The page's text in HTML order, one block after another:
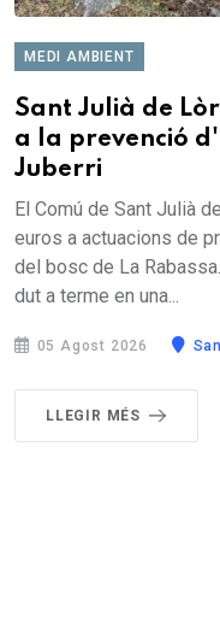
MEDI AMBIENT
Sant Julià de
a la prevenció
Juberri
El Comú de Sant Julià
euros a actuacions de
del bosc de La
dut a terme en una...
05 Agost 2026
LLEGIR MÉS